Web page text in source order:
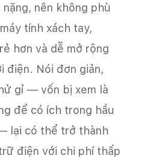
nên không phù
tính xách tay,
hơn và dễ mở rộng
điện. Nói đơn giản,
gỉ — vốn bị xem là
để có ích trong hầu
lại có thể trở thành
điện với chi phí thấp